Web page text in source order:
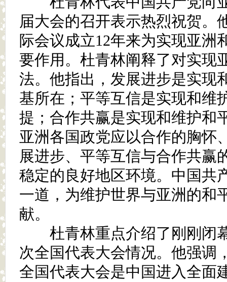
届大会的召开表示热烈祝贺。
际会议成立12年来为实现亚洲
要作用。杜青林阐释了对实现
法。他指出，发展进步是实现
基所在；平等互信是实现和维
提；合作共赢是实现和维护和
亚洲各国政党应以合作的胸怀
展进步、平等互信与合作共赢
稳定的良好地区环境。中国共
一道，为维护世界与亚洲的和
献。
杜青林重点介绍了刚刚闭
次全国代表大会情况。他强调
全国代表大会是中国进入全面